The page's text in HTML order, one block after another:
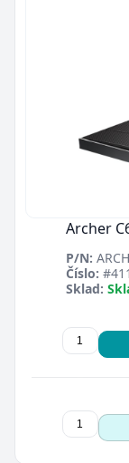
Archer
P/N:
Číslo:
Sklad: